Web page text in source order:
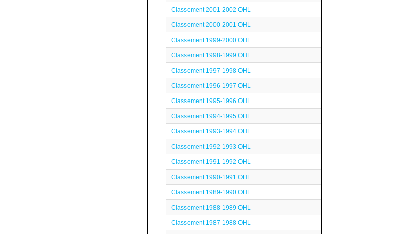
Classement 2001-2002 OHL
Classement 2000-2001 OHL
Classement 1999-2000 OHL
Classement 1998-1999 OHL
Classement 1997-1998 OHL
Classement 1996-1997 OHL
Classement 1995-1996 OHL
Classement 1994-1995 OHL
Classement 1993-1994 OHL
Classement 1992-1993 OHL
Classement 1991-1992 OHL
Classement 1990-1991 OHL
Classement 1989-1990 OHL
Classement 1988-1989 OHL
Classement 1987-1988 OHL